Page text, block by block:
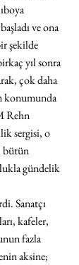
ve ona
şekilde
yıl sonra
çok daha
konumunda
Rehn
sergisi, o
bütün
gündelik
Sanatçı
kafeler,
fazla
aksine;